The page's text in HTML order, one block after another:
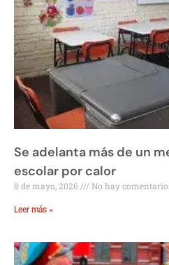
Se adelanta más de un
escolar por calor
8 de mayo, 2026 No hay
Leer más »